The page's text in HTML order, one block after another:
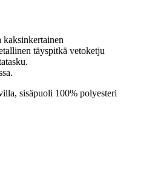
täyspitkä vetoketju
sisäpuoli 100% polyesteri